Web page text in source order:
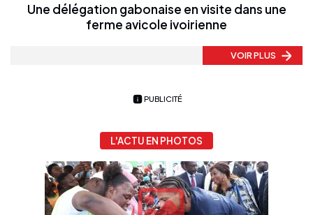
Une délégation gabonaise en visite dans une
ferme avicole ivoirienne
VOIR PLUS
PUBLICITÉ
L'ACTU EN PHOTOS